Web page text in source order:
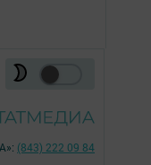
(843) 222 09 84